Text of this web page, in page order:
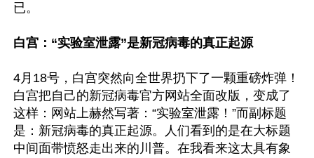
已。
白宫：“实验室泄露”是新冠病毒的真正起源
4月18号，白宫突然向全世界扔下了一颗重磅炸弹！
白宫把自己的新冠病毒官方网站全面改版，变成了
这样：网站上赫然写著：“实验室泄露！”而副标题
是：新冠病毒的真正起源。人们看到的是在大标题
中间面带愤怒走出来的川普。在我看来这太具有象